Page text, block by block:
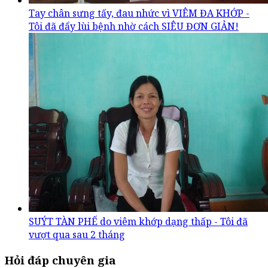
Tay chân sưng tấy, đau nhức vì VIÊM ĐA KHỚP -
Tôi đã đẩy lùi bệnh nhờ cách SIÊU ĐƠN GIẢN!
SUÝT TÀN PHẾ do viêm khớp dạng thấp - Tôi đã
vượt qua sau 2 tháng
Hỏi đáp chuyên gia